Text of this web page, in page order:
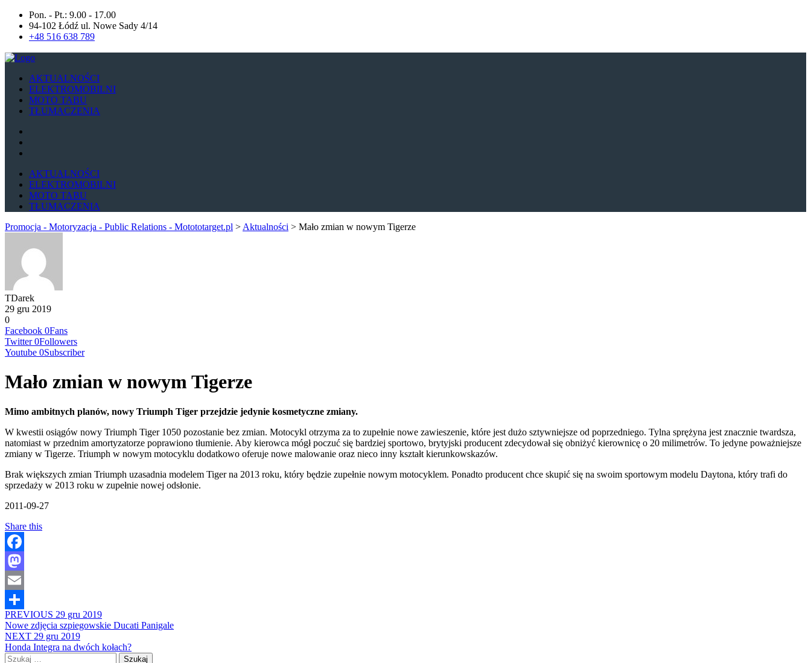
Pon. - Pt.: 9.00 - 17.00
94-102 Łódź ul. Nowe Sady 4/14
+48 516 638 789
AKTUALNOŚCI
ELEKTROMOBILNI
MOTO TABU
TŁUMACZENIA
AKTUALNOŚCI
ELEKTROMOBILNI
MOTO TABU
TŁUMACZENIA
Promocja - Motoryzacja - Public Relations - Motototarget.pl > Aktualności > Mało zmian w nowym Tigerze
TDarek
29 gru 2019
0
Facebook 0Fans
Twitter 0Followers
Youtube 0Subscriber
Mało zmian w nowym Tigerze
Mimo ambitnych planów, nowy Triumph Tiger przejdzie jedynie kosmetyczne zmiany.
W kwestii osiągów nowy Triumph Tiger 1050 pozostanie bez zmian. Motocykl otrzyma za to zupełnie nowe zawieszenie, które jest dużo sztywniejsze od poprzedniego. Tylna sprężyna jest znacznie twardsza,
natomiast w przednim amortyzatorze poprawiono tłumienie. Aby kierowca mógł poczuć się bardziej sportowo, brytyjski producent zdecydował się obniżyć kierownicę o 20 milimetrów. To jedyne poważniejsze
zmiany w Tigerze. Triumph w nowym motocyklu dodatkowo oferuje nowe malowanie oraz nieco inny kształt kierunkowskazów.
Brak większych zmian Triumph uzasadnia modelem Tiger na 2013 roku, który będzie zupełnie nowym motocyklem. Ponadto producent chce skupić się na swoim sportowym modelu Daytona, który trafi do
sprzedaży w 2013 roku w zupełnie nowej odsłonie.
2011-09-27
Share this
Facebook
Mastodon
Email
Share
PREVIOUS 29 gru 2019
Nowe zdjęcia szpiegowskie Ducati Panigale
NEXT 29 gru 2019
Honda Integra na dwóch kołach?
Szukaj: